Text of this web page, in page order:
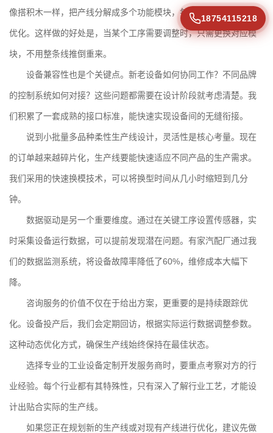
像搭积木一样，把产线分解成多个功能模块，每个模块都可以独立
优化。这样做的好处是，当某个工序需要调整时，只需更换对应模
块，不用整条线推倒重来。
设备兼容性也是个关键点。新老设备如何协同工作？不同品牌
的控制系统如何对接？这些问题都需要在设计阶段就考虑清楚。我
们积累了一套成熟的接口标准，能快速实现设备间的无缝衔接。
说到 小批量多品种柔性生产线设计，灵活性是核心考量。现在
的订单越来越碎片化，生产线要能快速适应不同产品的生产需求。
我们采用的快速换模技术，可以将换型时间从几小时缩短到几分
钟。
数据驱动是另一个重要维度。通过在关键工序设置传感器，实
时采集设备运行数据，可以提前发现潜在问题。有家汽配厂通过我
们的数据监测系统，将设备故障率降低了60%，维修成本大幅下
降。
咨询服务的价值不仅在于给出方案，更重要的是持续跟踪优
化。设备投产后，我们会定期回访，根据实际运行数据调整参数。
这种动态优化方式，确保生产线始终保持在最佳状态。
选择专业的工业设备定制开发服务商时，要重点考察对方的行
业经验。每个行业都有其特殊性，只有深入了解行业工艺，才能设
计出贴合实际的生产线。
如果您正在规划新的生产线或对现有产线进行优化，建议先做
18754115218